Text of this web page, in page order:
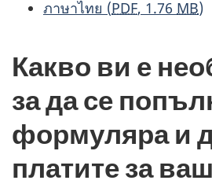
ภาษาไทย (PDF, 1.76 MB)
Какво ви е
за да се
формуляра и
платите за